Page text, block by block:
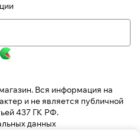
Вся информация на
и не является публичной
437 ГК РФ.
данных